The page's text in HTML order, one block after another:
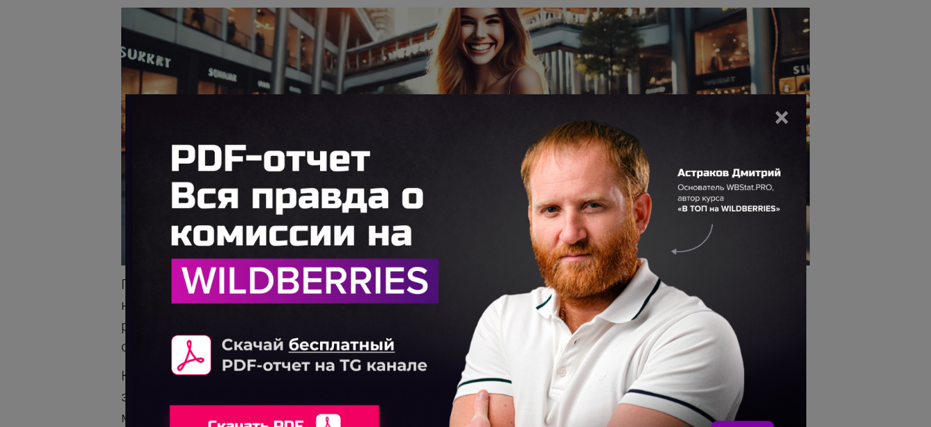
Постоянно проводятся маркетинговые акции по привлечению покупателей. Реклама WB регулярно
наблюдается по телевидению и в интернете. Соответственно у поставщика отпадает необходимость
раскручивать свой сайт, что экономит огромную сумму денег.
Внутренняя рекламана площадке
оплачивается отдельно, но дает дополнительное преимущество перед конкурентами.
Комиссия отличается в зависимости от категории товара, которым торгует поставщик. Так же она
зависит от системы отгрузок, при работе по FBS (Fulfillment by Seller – продажи со склада продавца) она
может повышаться. Если продавец отгружает товары за время превышающее 6 часов с момента заказа.
×